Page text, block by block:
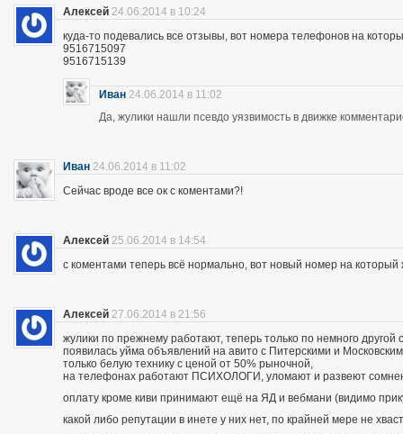
Алексей 24.06.2014 в 10:24
куда-то подевались все отзывы, вот номера телефонов на
9516715097
9516715139
Иван 24.06.2014 в 11:02
Да, жулики нашли псевдо уязвимость в движке
Иван 24.06.2014 в 11:02
Сейчас вроде все ок с коментами?!
Алексей 25.06.2014 в 14:54
с коментами теперь всё нормально, вот новый номер на
Алексей 27.06.2014 в 21:56
жулики по прежнему работают, теперь только по немного другой
появилась уйма объявлений на авито с Питерскими и
только белую технику с ценой от 50% рыночной,
на телефонах работают ПСИХОЛОГИ, уломают и развеют
оплату кроме киви принимают ещё на ЯД и вебмани (видимо
какой либо репутации в инете у них нет, по крайней мере не